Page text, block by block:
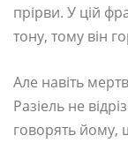
прірви. У цій
тону, тому він
Але навіть
Разіель не
говорять йому,